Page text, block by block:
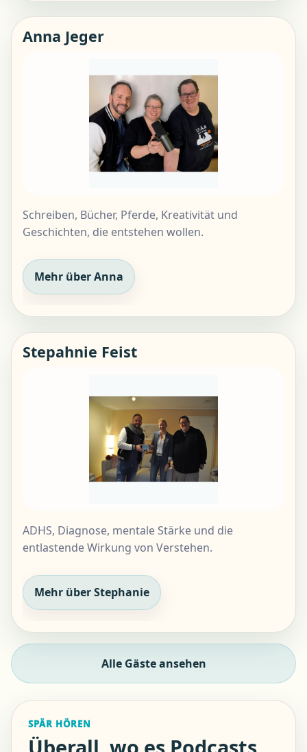
Anna Jeger
Schreiben, Bücher, Pferde, Kreativität und
Geschichten, die entstehen wollen.
Mehr über Anna
Stepahnie Feist
ADHS, Diagnose, mentale Stärke und die
entlastende Wirkung von Verstehen.
Mehr über Stephanie
Alle Gäste ansehen
SPÄR HÖREN